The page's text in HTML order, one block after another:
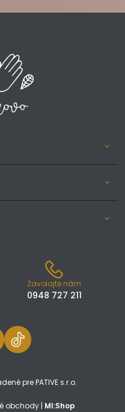
Zavolajte nám
0948 727 211
pre PATIVE s.r.o.
obchody | MI:Shop